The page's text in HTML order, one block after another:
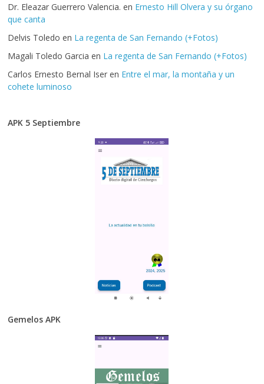
Dr. Eleazar Guerrero Valencia. en Ernesto Hill Olvera y su órgano
que canta
Delvis Toledo en La regenta de San Fernando (+Fotos)
Magali Toledo Garcia en La regenta de San Fernando (+Fotos)
Carlos Ernesto Bernal Iser en Entre el mar, la montaña y un
cohete luminoso
APK 5 Septiembre
Gemelos APK